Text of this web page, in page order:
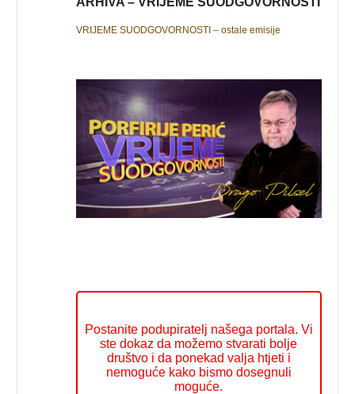
VRIJEME SUODGOVORNOSTI – ostale emisije
Postanite podupiratelj našega portala. Vi
ste dokaz da možemo stvarati bolje
društvo i da ponekad valja htjeti i
nemoguće kako bismo dosegnuli
moguće.